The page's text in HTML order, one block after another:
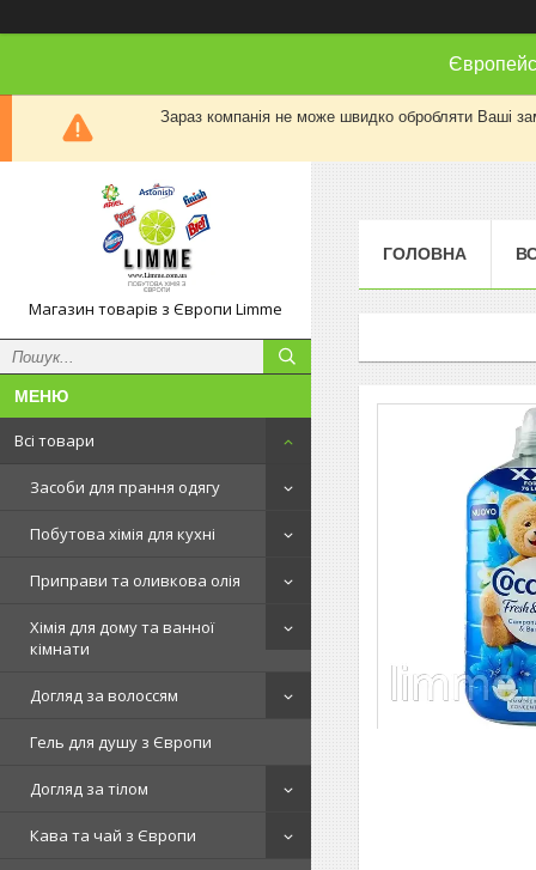
Зараз компанія не може швидко обробляти Ваші
Магазин товарів з Європи Limme
Всі товари
Засоби для прання одягу
Побутова хімія для кухні
Приправи та оливкова олія
Хімія для дому та ванної
кімнати
Догляд за волоссям
Гель для душу з Європи
Догляд за тілом
Кава та чай з Європи
ГОЛОВНА